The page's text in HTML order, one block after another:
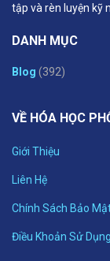
tập và rèn luyện kỹ
DANH MỤC
Blog (392)
VỀ HÓA HỌC
Giới Thiệu
Liên Hệ
Chính Sách Bảo
Điều Khoản Sử Dụng